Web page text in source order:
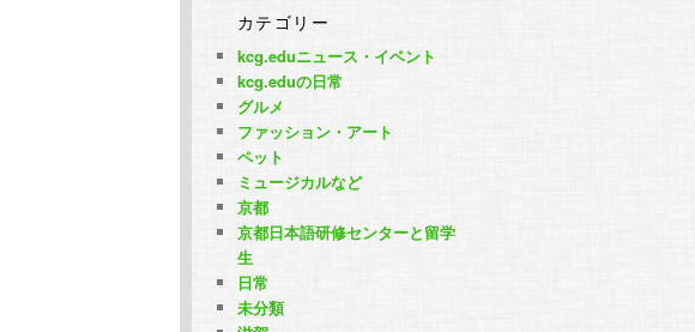
カテゴリー
kcg.eduニュース・イベント
kcg.eduの日常
グルメ
ファッション・アート
ペット
ミュージカルなど
京都
京都日本語研修センターと留学
生
日常
未分類